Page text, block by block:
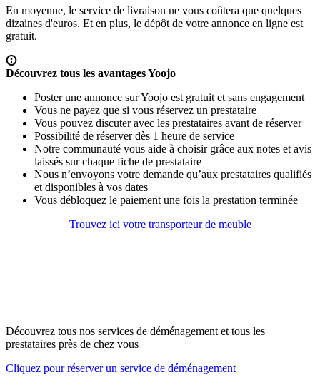
En moyenne, le service de livraison ne vous coûtera que quelques
dizaines d'euros. Et en plus, le dépôt de votre annonce en ligne est
gratuit.
Découvrez tous les avantages Yoojo
Poster une annonce sur Yoojo est gratuit et sans engagement
Vous ne payez que si vous réservez un prestataire
Vous pouvez discuter avec les prestataires avant de réserver
Possibilité de réserver dès 1 heure de service
Notre communauté vous aide à choisir grâce aux notes et avis
laissés sur chaque fiche de prestataire
Nous n’envoyons votre demande qu’aux prestataires qualifiés
et disponibles à vos dates
Vous débloquez le paiement une fois la prestation terminée
Trouvez ici votre transporteur de meuble
Découvrez tous nos services de déménagement et tous les
prestataires près de chez vous
Cliquez pour réserver un service de déménagement